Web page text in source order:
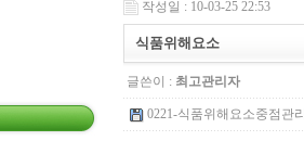
작성일 : 10-03-25 22:53
식품위해요소
글쓴이 : 최고관리자
0221-식품위해요소중점관